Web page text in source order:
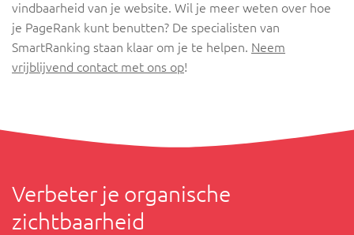
vindbaarheid van je website. Wil je meer weten over hoe
je PageRank kunt benutten? De specialisten van
SmartRanking staan klaar om je te helpen. Neem
vrijblijvend contact met ons op!
Verbeter je organische
zichtbaarheid